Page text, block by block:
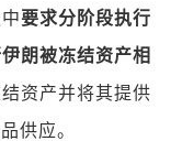
要求分阶段执行
朗被冻结资产相
资产并将其提供
供应。